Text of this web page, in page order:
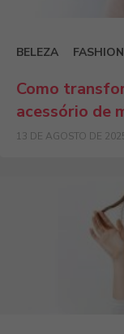
BELEZA FASHION
Como
acessório de
13 DE AGOSTO DE